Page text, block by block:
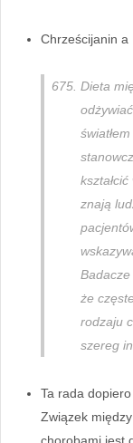
Chrześcijanin a
Dieta
znają
że
rodzaju
szereg
Ta rada
Związek
chorobami jest